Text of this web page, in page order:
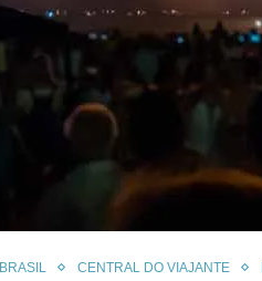
BRASIL CENTRAL DO VIAJANTE